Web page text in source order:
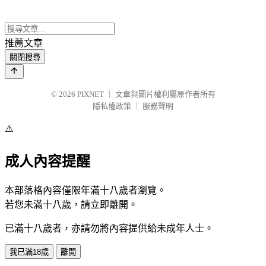
推薦文章
關閉搜尋
© 2026 PIXNET
文章與圖片權利屬原作者所有
隱私權政策
服務聲明
⚠️
成人內容提醒
本部落格內容僅限年滿十八歲者瀏覽。
若您未滿十八歲，請立即離開。
已滿十八歲者，亦請勿將內容提供給未成年人士。
我已滿18歲 離開